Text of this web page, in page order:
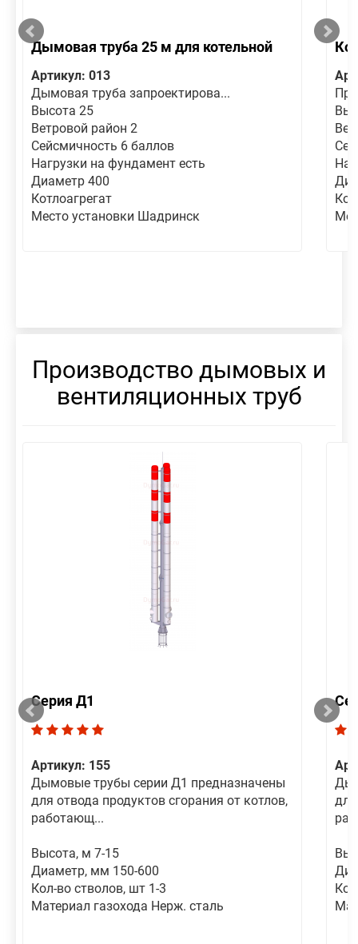
Дымовая труба 25 м для котельной
Артикул: 013
Дымовая труба запроектирова...
Высота 25
Ветровой район 2
Сейсмичность 6 баллов
Нагрузки на фундамент есть
Диаметр 400
Котлоагрегат
Место установки Шадринск
Производство дымовых и
вентиляционных труб
Серия Д1
Артикул: 155
Дымовые трубы серии Д1 предназначены
для отвода продуктов сгорания от котлов,
работающ...
Высота, м 7-15
Диаметр, мм 150-600
Кол-во стволов, шт 1-3
Материал газохода Нерж. сталь